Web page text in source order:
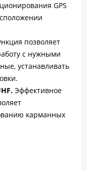
GPS
позволяет
с нужными
устанавливать
Эффективное
карманных